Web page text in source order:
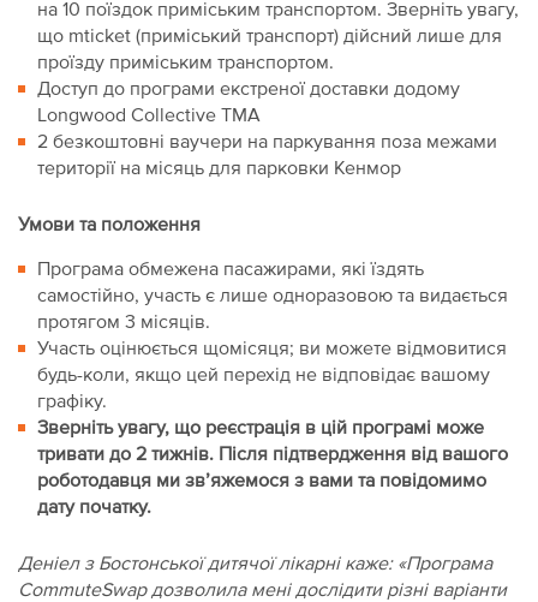
на 10 поїздок приміським транспортом. Зверніть увагу,
що mticket (приміський транспорт) дійсний лише для
проїзду приміським транспортом.
Доступ до програми екстреної доставки додому
Longwood Collective TMA
2 безкоштовні ваучери на паркування поза межами
території на місяць для парковки Кенмор
Умови та положення
Програма обмежена пасажирами, які їздять
самостійно, участь є лише одноразовою та видається
протягом 3 місяців.
Участь оцінюється щомісяця; ви можете відмовитися
будь-коли, якщо цей перехід не відповідає вашому
графіку.
Зверніть увагу, що реєстрація в цій програмі може
тривати до 2 тижнів. Після підтвердження від вашого
роботодавця ми зв’яжемося з вами та повідомимо
дату початку.
Деніел з Бостонської дитячої лікарні каже: «Програма
CommuteSwap дозволила мені дослідити різні варіанти